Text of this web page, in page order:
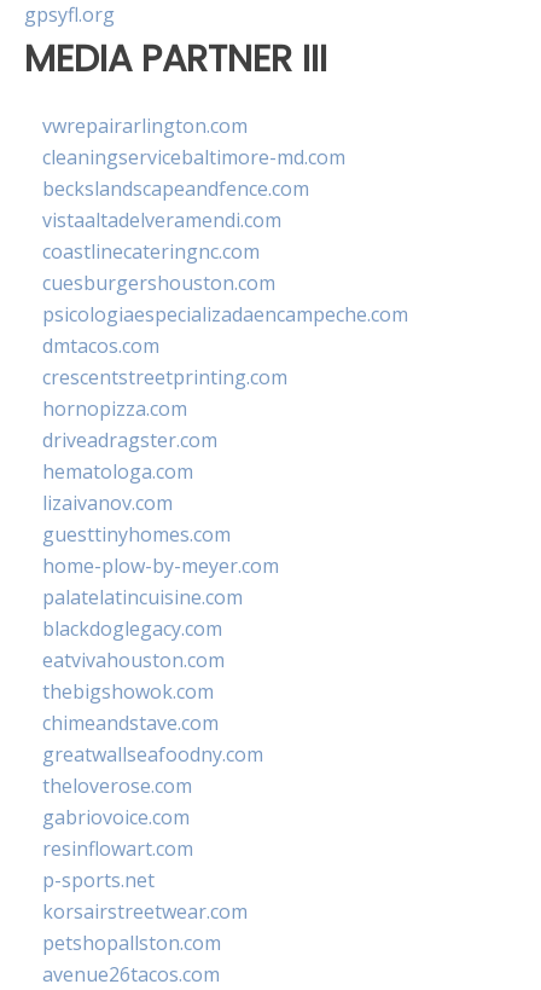
gpsyfl.org
MEDIA PARTNER III
vwrepairarlington.com
cleaningservicebaltimore-md.com
beckslandscapeandfence.com
vistaaltadelveramendi.com
coastlinecateringnc.com
cuesburgershouston.com
psicologiaespecializadaencampeche.com
dmtacos.com
crescentstreetprinting.com
hornopizza.com
driveadragster.com
hematologa.com
lizaivanov.com
guesttinyhomes.com
home-plow-by-meyer.com
palatelatincuisine.com
blackdoglegacy.com
eatvivahouston.com
thebigshowok.com
chimeandstave.com
greatwallseafoodny.com
theloverose.com
gabriovoice.com
resinflowart.com
p-sports.net
korsairstreetwear.com
petshopallston.com
avenue26tacos.com